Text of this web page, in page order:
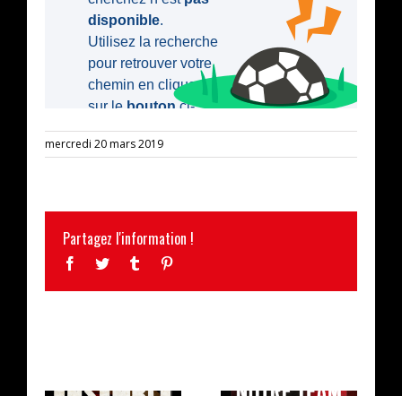
mercredi 20 mars 2019
Partagez l'information !
Facebook
Twitter Tumblr